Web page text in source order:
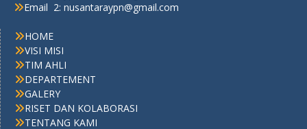
Email 2: nusantaraypn@gmail.com
HOME
VISI MISI
TIM AHLI
DEPARTEMENT
GALERY
RISET DAN KOLABORASI
TENTANG KAMI